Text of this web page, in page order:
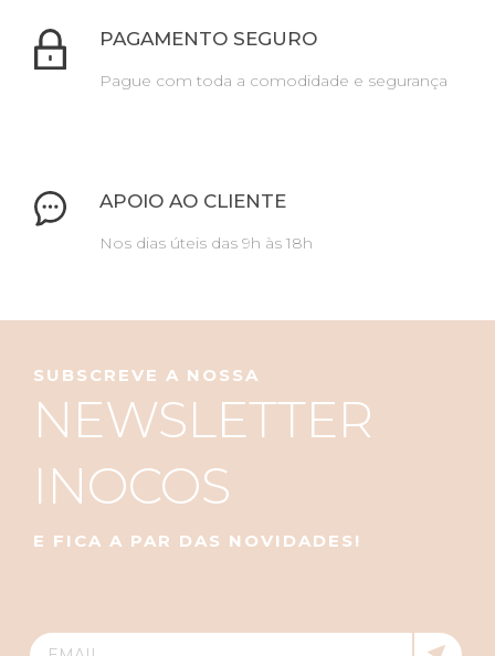
PAGAMENTO SEGURO
Pague com toda a comodidade e segurança
APOIO AO CLIENTE
Nos dias úteis das 9h às 18h
SUBSCREVE A NOSSA
NEWSLETTER
INOCOS
E FICA A PAR DAS NOVIDADES!